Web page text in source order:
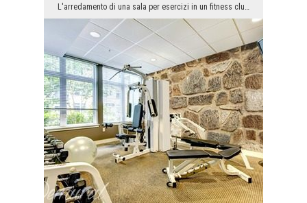
L'arredamento di una sala per esercizi in un fitness club, in una palestra, in un club sportivo o...